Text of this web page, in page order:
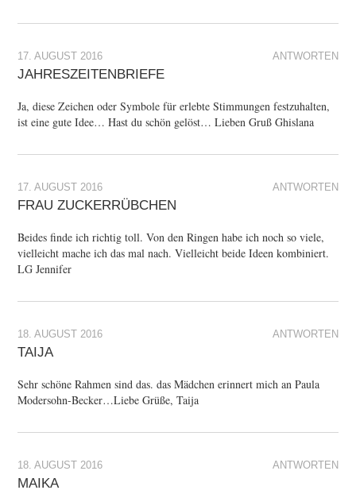
ANTWORTEN
17. AUGUST 2016
JAHRESZEITENBRIEFE
Ja, diese Zeichen oder Symbole für erlebte Stimmungen festzuhalten,
ist eine gute Idee… Hast du schön gelöst… Lieben Gruß Ghislana
ANTWORTEN
17. AUGUST 2016
FRAU ZUCKERRÜBCHEN
Beides finde ich richtig toll. Von den Ringen habe ich noch so viele,
vielleicht mache ich das mal nach. Vielleicht beide Ideen kombiniert.
LG Jennifer
ANTWORTEN
18. AUGUST 2016
TAIJA
Sehr schöne Rahmen sind das. das Mädchen erinnert mich an Paula
Modersohn-Becker…Liebe Grüße, Taija
ANTWORTEN
18. AUGUST 2016
MAIKA